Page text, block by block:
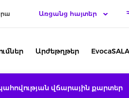
Առցանց հայտեր
Արժեթղթեր
վճարային քարտեր